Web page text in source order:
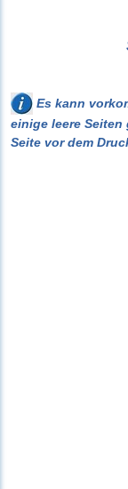
Es kann
einige leere
Seite vor dem